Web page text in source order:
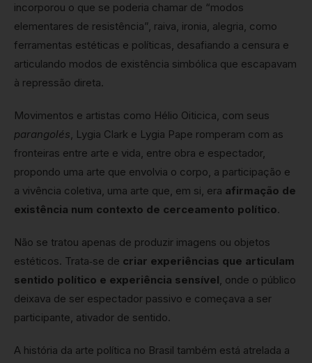
incorporou o que se poderia chamar de “modos
elementares de resistência”, raiva, ironia, alegria, como
ferramentas estéticas e políticas, desafiando a censura e
articulando modos de existência simbólica que escapavam
à repressão direta.
Movimentos e artistas como Hélio Oiticica, com seus
parangolés, Lygia Clark e Lygia Pape romperam com as
fronteiras entre arte e vida, entre obra e espectador,
propondo uma arte que envolvia o corpo, a participação e
a vivência coletiva, uma arte que, em si, era afirmação de
existência num contexto de cerceamento político.
Não se tratou apenas de produzir imagens ou objetos
estéticos. Trata‑se de criar experiências que articulam
sentido político e experiência sensível, onde o público
deixava de ser espectador passivo e começava a ser
participante, ativador de sentido.
A história da arte política no Brasil também está atrelada a